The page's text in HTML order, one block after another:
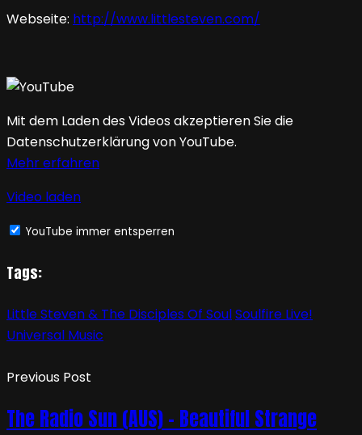
Webseite: http://www.littlesteven.com/
Mit dem Laden des Videos akzeptieren Sie die
Datenschutzerklärung von YouTube.
Mehr erfahren
Video laden
YouTube immer entsperren
Tags:
Little Steven & The Disciples Of SoulSoulfire Live!
Universal Music
Previous Post
The Radio Sun (AUS) – Beautiful Strange